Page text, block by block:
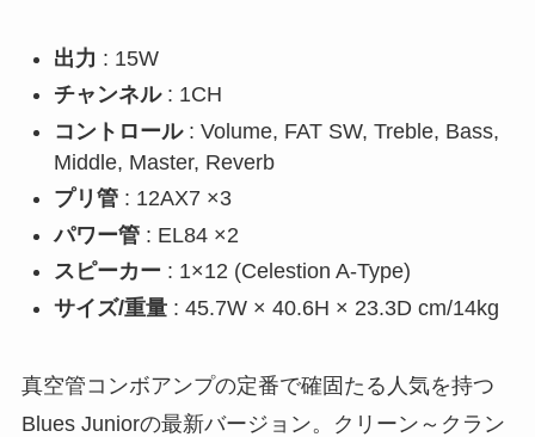
出力 : 15W
チャンネル: 1CH
コントロール: Volume, FAT SW, Treble, Bass,
Middle, Master, Reverb
プリ管: 12AX7 ×3
パワー管: EL84 ×2
スピーカー : 1×12 (Celestion A-Type)
サイズ/重量: 45.7W × 40.6H × 23.3D cm/14kg
真空管コンボアンプの定番で確固たる人気を持つ
Blues Juniorの最新バージョン。クリーン～クラン